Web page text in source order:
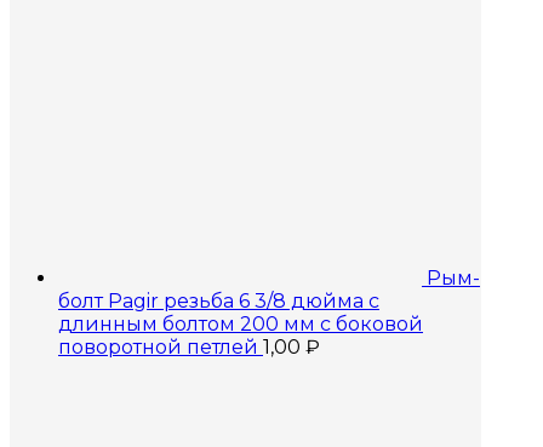
Рым-
болт Pagir резьба 6 3/8 дюйма с
длинным болтом 200 мм с боковой
поворотной петлей 1,00 ₽